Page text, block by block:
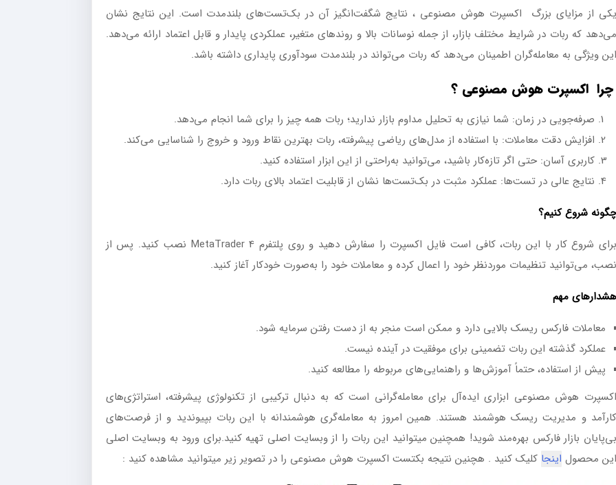
یکی از مزایای بزرگ اکسپرت هوش مصنوعی ، نتایج شگفت‌انگیز آن در بک‌تست‌های بلندمدت است. این نتایج نشان
می‌دهد که ربات در شرایط مختلف بازار، از جمله نوسانات بالا و روندهای متغیر، عملکردی پایدار و قابل اعتماد ارائه می‌دهد.
این ویژگی به معامله‌گران اطمینان می‌دهد که ربات می‌تواند در بلندمدت سودآوری پایداری داشته باشد.
چرا اکسپرت هوش مصنوعی ؟
صرفه‌جویی در زمان: شما نیازی به تحلیل مداوم بازار ندارید؛ ربات همه چیز را برای شما انجام می‌دهد.
افزایش دقت معاملات: با استفاده از مدل‌های ریاضی پیشرفته، ربات بهترین نقاط ورود و خروج را شناسایی می‌کند.
کاربری آسان: حتی اگر تازه‌کار باشید، می‌توانید به‌راحتی از این ابزار استفاده کنید.
نتایج عالی در تست‌ها: عملکرد مثبت در بک‌تست‌ها نشان از قابلیت اعتماد بالای ربات دارد.
چگونه شروع کنیم؟
برای شروع کار با این ربات، کافی است فایل اکسپرت را سفارش دهید و روی پلتفرم MetaTrader 4 نصب کنید. پس از
نصب، می‌توانید تنظیمات موردنظر خود را اعمال کرده و معاملات خود را به‌صورت خودکار آغاز کنید.
هشدارهای مهم
معاملات فارکس ریسک بالایی دارد و ممکن است منجر به از دست رفتن سرمایه شود.
عملکرد گذشته این ربات تضمینی برای موفقیت در آینده نیست.
پیش از استفاده، حتماً آموزش‌ها و راهنمایی‌های مربوطه را مطالعه کنید.
اکسپرت هوش مصنوعی ابزاری ایده‌آل برای معامله‌گرانی است که به دنبال ترکیبی از تکنولوژی پیشرفته، استراتژی‌های
کارآمد و مدیریت ریسک هوشمند هستند. همین امروز به معامله‌گری هوشمندانه با این ربات بپیوندید و از فرصت‌های
بی‌پایان بازار فارکس بهره‌مند شوید! همچنین میتوانید این ربات را از وبسایت اصلی تهیه کنید.برای ورود به وبسایت اصلی
این محصول اینجا کلیک کنید . هچنین نتیجه بکتست اکسپرت هوش مصنوعی را در تصویر زیر میتوانید مشاهده کنید :